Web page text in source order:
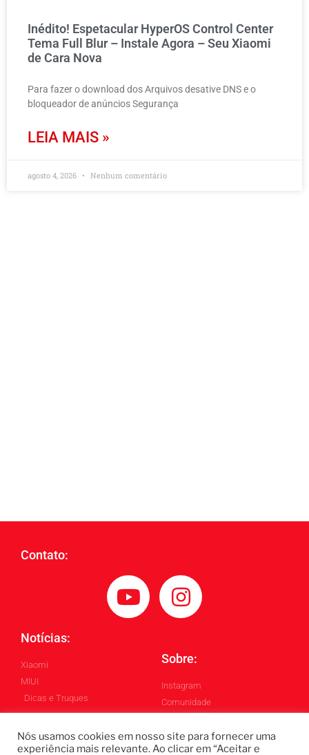
Inédito! Espetacular HyperOS Control Center
Tema Full Blur – Instale Agora – Seu Xiaomi
de Cara Nova
Para fazer o download dos Arquivos desative DNS e o
bloqueador de anúncios Segurança
LEIA MAIS »
agosto 4, 2026 Nenhum comentário
Contato:
Notícias:
Xiaomi
MIUI
Dicas e Truques
Sobre:
Instagram
Comunidade
Nós usamos cookies em nosso site para fornecer uma
experiência mais relevante. Ao clicar em “Aceitar e